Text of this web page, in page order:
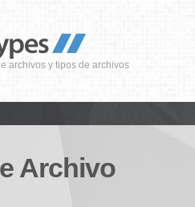
archivos y tipos de archivos
Archivo